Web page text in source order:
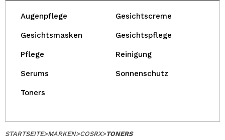
Augenpflege Gesichtscreme
Gesichtsmasken Gesichtspflege
Pflege Reinigung
Serums Sonnenschutz
Toners
STARTSEITE>MARKEN>COSRX>TONERS